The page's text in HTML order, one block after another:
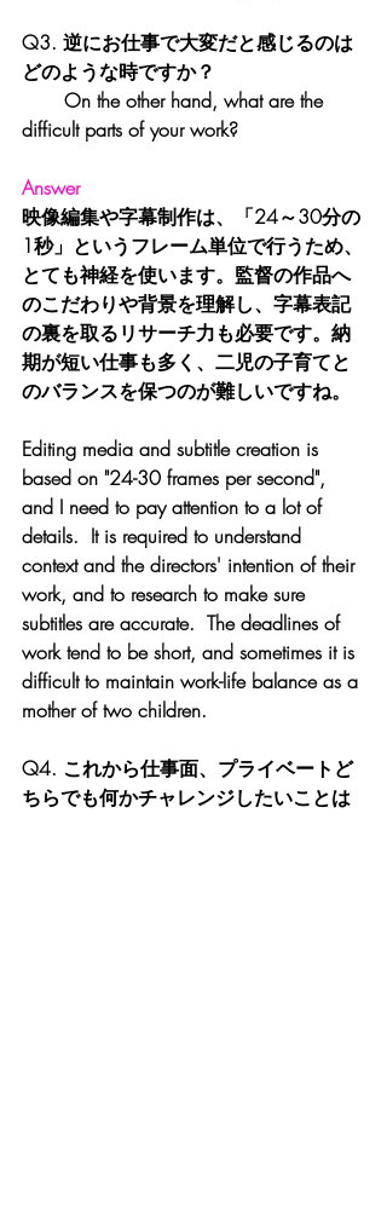
Q3. 逆にお仕事で大変だと感じるのは
どのような時ですか？
difficult parts of your work?
Answer
映像編集や字幕制作は、「24～30分の
1秒」というフレーム単位で行うため、
とても神経を使います。監督の作品へ
のこだわりや背景を理解し、字幕表記
の裏を取るリサーチ力も必要です。納
期が短い仕事も多く、二児の子育てと
のバランスを保つのが難しいですね。
Editing media and subtitle creation is
based on "24-30 frames per second",
and I need to pay attention to a lot of
details.  It is required to understand
context and the directors' intention of their
work, and to research to make sure
subtitles are accurate.  The deadlines of
work tend to be short, and sometimes it is
difficult to maintain work-life balance as a
mother of two children.
Q4. これから仕事面、プライベートど
ちらでも何かチャレンジしたいことは